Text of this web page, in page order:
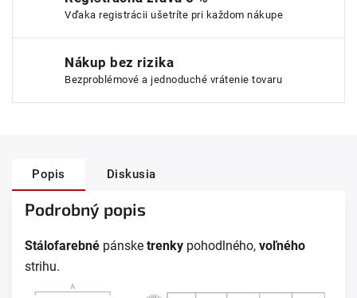
Vďaka registrácii ušetríte pri každom nákupe
Nákup bez rizika
Bezproblémové a jednoduché vrátenie tovaru
Popis Diskusia
Podrobný popis
Stálofarebné pánske trenky pohodlného, voľného
strihu.